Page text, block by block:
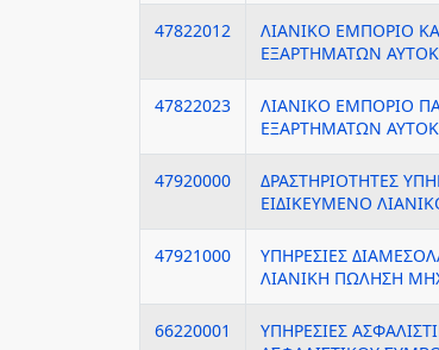
47822012
ΛΙΑΝΙΚΟ ΕΜΠΟΡΙΟ
ΕΞΑΡΤΗΜΑΤΩΝ
47822023
ΛΙΑΝΙΚΟ ΕΜΠΟΡΙΟ
ΕΞΑΡΤΗΜΑΤΩΝ
47920000
ΔΡΑΣΤΗΡΙΟΤΗΤΕΣ
ΕΙΔΙΚΕΥΜΕΝΟ
47921000
ΥΠΗΡΕΣΙΕΣ
ΛΙΑΝΙΚΗ ΠΩΛΗΣΗ
66220001
ΥΠΗΡΕΣΙΕΣ